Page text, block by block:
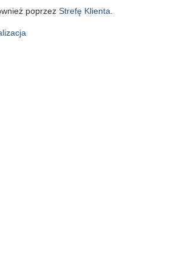
poprzez Strefę Klienta